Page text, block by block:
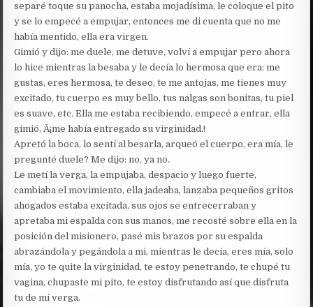
separé toque su panocha, estaba mojadísima, le coloque el pito
y se lo empecé a empujar, entonces me di cuenta que no me
había mentido, ella era virgen.
Gimió y dijo: me duele, me detuve, volví a empujar pero ahora
lo hice mientras la besaba y le decía lo hermosa que era: me
gustas, eres hermosa, te deseo, te me antojas, me tienes muy
excitado, tu cuerpo es muy bello, tus nalgas son bonitas, tu piel
es suave, etc. Ella me estaba recibiendo, empecé a entrar, ella
gimió, Â¡me había entregado su virginidad.!
Apretó la boca, lo sentí al besarla, arqueó el cuerpo, era mía, le
pregunté duele? Me dijo: no, ya no.
Le metí la verga, la empujaba, despacio y luego fuerte,
cambiaba el movimiento, ella jadeaba, lanzaba pequeños gritos
ahogados estaba excitada, sus ojos se entrecerraban y
apretaba mi espalda con sus manos, me recosté sobre ella en la
posición del misionero, pasé mis brazos por su espalda
abrazándola y pegándola a mi, mientras le decía, eres mía, solo
mía, yo te quite la virginidad, te estoy penetrando, te chupé tu
vagina, chupaste mi pito, te estoy disfrutando así que disfruta
tu de mi verga.